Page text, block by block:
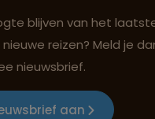
mét indivuele vrijheid
blijven van het
reizen? Meld je
nieuwsbrief.
aan